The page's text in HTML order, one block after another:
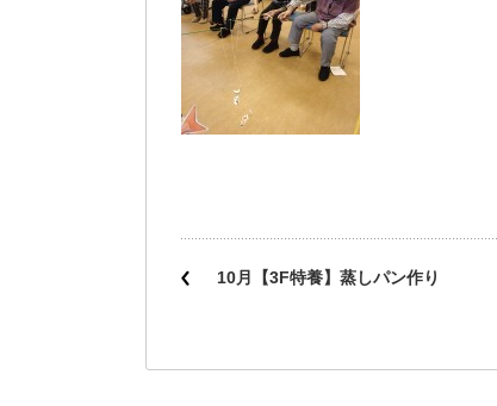
10月【3F特養】蒸しパン作り